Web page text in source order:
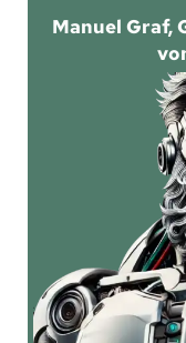
Manuel Graf,